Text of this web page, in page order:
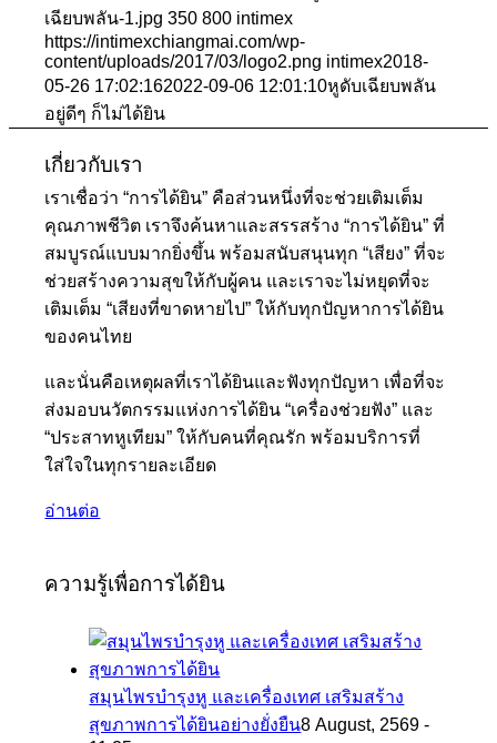
เฉียบพลัน-1.jpg 350 800 intimex
https://intimexchiangmai.com/wp-
content/uploads/2017/03/logo2.png intimex2018-
05-26 17:02:162022-09-06 12:01:10หูดับเฉียบพลัน
อยู่ดีๆ ก็ไม่ได้ยิน
เกี่ยวกับเรา
เราเชื่อว่า “การได้ยิน” คือส่วนหนึ่งที่จะช่วยเติมเต็ม
คุณภาพชีวิต เราจึงค้นหาและสรรสร้าง “การได้ยิน” ที่
สมบูรณ์แบบมากยิ่งขึ้น พร้อมสนับสนุนทุก “เสียง” ที่จะ
ช่วยสร้างความสุขให้กับผู้คน และเราจะไม่หยุดที่จะ
เติมเต็ม “เสียงที่ขาดหายไป” ให้กับทุกปัญหาการได้ยิน
ของคนไทย
และนั่นคือเหตุผลที่เราได้ยินและฟังทุกปัญหา เพื่อที่จะ
ส่งมอบนวัตกรรมแห่งการได้ยิน “เครื่องช่วยฟัง” และ
“ประสาทหูเทียม” ให้กับคนที่คุณรัก พร้อมบริการที่
ใส่ใจในทุกรายละเอียด
อ่านต่อ
ความรู้เพื่อการได้ยิน
สมุนไพรบำรุงหู และเครื่องเทศ เสริมสร้าง
สุขภาพการได้ยินอย่างยั่งยืน8 August, 2569 -